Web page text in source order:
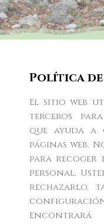
Inicio Sobre mi
La
Política
El sitio web
terceros
que ayuda a
páginas web.
para
personal.
rechazarlo,